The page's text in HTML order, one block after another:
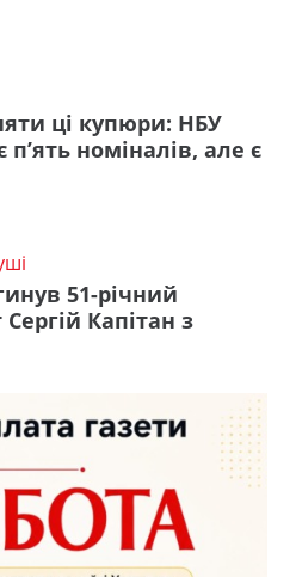
ці купюри: НБУ
номіналів, але є
51-річний
Капітан з